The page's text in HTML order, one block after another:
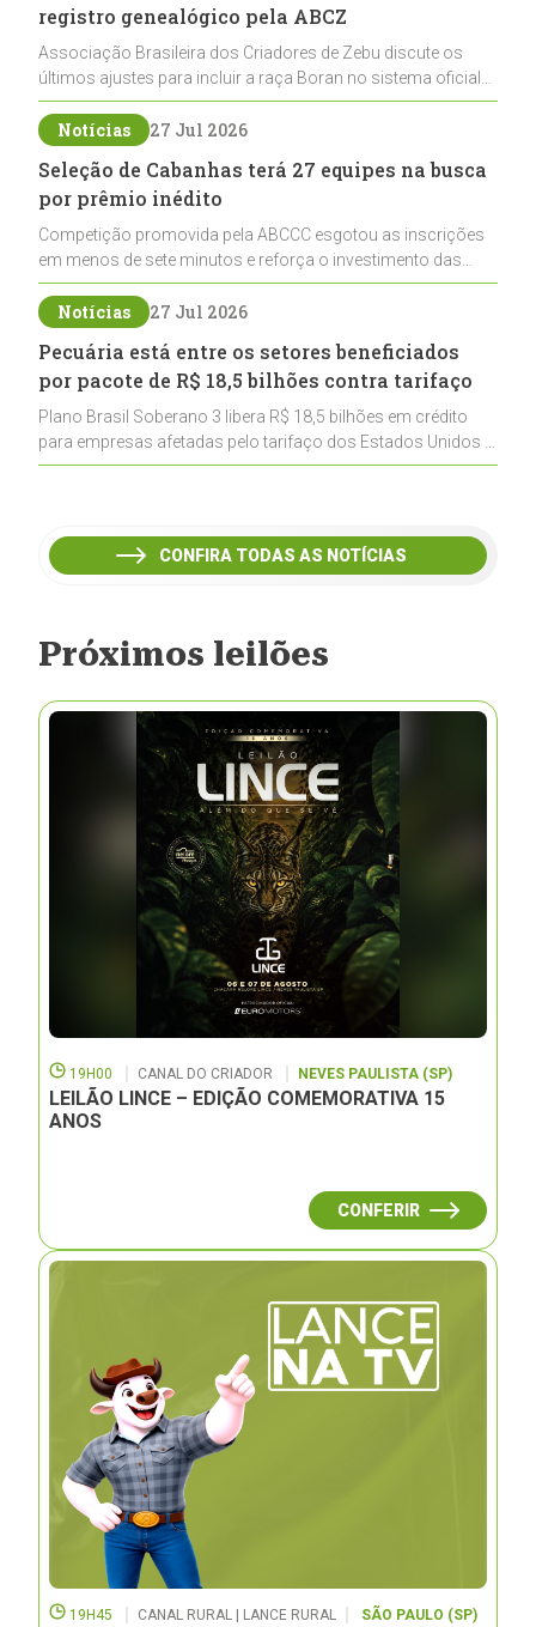
registro genealógico pela ABCZ
Associação Brasileira dos Criadores de Zebu discute os
últimos ajustes para incluir a raça Boran no sistema oficial
de registros, abrindo caminho para sua expansão na
pecuária nacional
Notícias 27 Jul 2026
Seleção de Cabanhas terá 27 equipes na busca
por prêmio inédito
Competição promovida pela ABCCC esgotou as inscrições
em menos de sete minutos e reforça o investimento das
cabanhas na seleção genética de Cavalos Crioulos voltados
ao laço
Notícias 27 Jul 2026
Pecuária está entre os setores beneficiados
por pacote de R$ 18,5 bilhões contra tarifaço
Plano Brasil Soberano 3 libera R$ 18,5 bilhões em crédito
para empresas afetadas pelo tarifaço dos Estados Unidos e
inclui a pecuária entre os setores estratégicos
CONFIRA TODAS AS NOTÍCIAS
Próximos leilões
19H00 CANAL DO CRIADOR NEVES PAULISTA (SP)
LEILÃO LINCE – EDIÇÃO COMEMORATIVA 15
ANOS
CONFERIR
19H45 CANAL RURAL | LANCE RURAL SÃO PAULO (SP)